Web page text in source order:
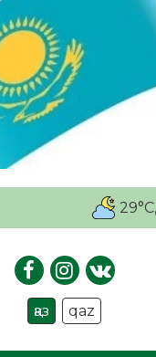
29°C
қаз qaz